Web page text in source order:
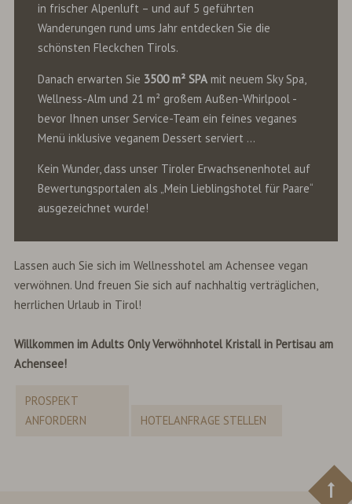
in frischer Alpenluft – und auf 5 geführten
Wanderungen rund ums Jahr entdecken Sie die
schönsten Fleckchen Tirols.
Danach erwarten Sie 3500 m² SPAmit neuem Sky Spa,
Wellness-Alm und 21 m² großem Außen-Whirlpool -
bevor Ihnen unser Service-Team ein feines veganes
Menü inklusive veganem Dessert serviert …
Kein Wunder, dass unser Tiroler Erwachsenenhotel auf
Bewertungsportalen als „Mein Lieblingshotel für Paare“
ausgezeichnet wurde!
Lassen auch Sie sich im Wellnesshotel am Achensee vegan
verwöhnen. Und freuen Sie sich auf nachhaltig verträglichen,
herrlichen Urlaub in Tirol!
Willkommen im Adults Only Verwöhnhotel Kristall in Pertisau am
Achensee!
PROSPEKT
ANFORDERN
HOTELANFRAGE STELLEN